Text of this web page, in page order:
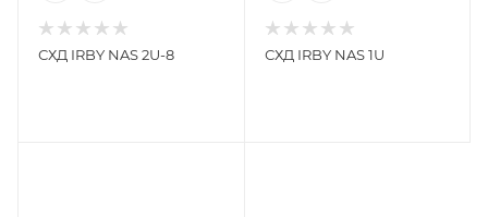
СХД IRBY NAS 2U-8 СХД IRBY NAS 1U